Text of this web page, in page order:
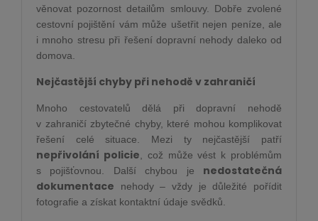
věnovat pozornost detailům smlouvy. Dobře zvolené
cestovní pojištění vám může ušetřit nejen peníze, ale
i mnoho stresu při řešení dopravní nehody daleko od
domova.
Nejčastější chyby při nehodě v zahraničí
Mnoho cestovatelů dělá při dopravní nehodě
v zahraničí zbytečné chyby, které mohou komplikovat
řešení celé situace. Mezi ty nejčastější patří
nepřivolání policie , což může vést k problémům
s pojišťovnou. Další chybou je nedostatečná
dokumentace nehody – vždy je důležité pořídit
fotografie a získat kontaktní údaje svědků.